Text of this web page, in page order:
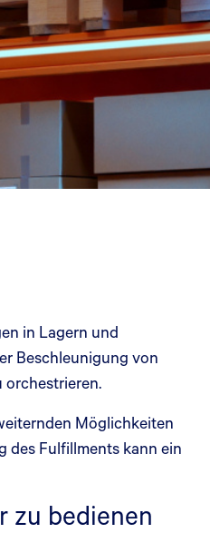
in Lagern und
Beschleunigung von
orchestrieren.
Möglichkeiten
des Fulfillments kann ein
zu bedienen